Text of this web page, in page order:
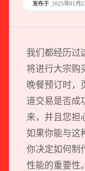
品牌形象
外贸独立站
发布于 2025年01月
我们都经历过
将进行大宗购
晚餐预订时，
道交易是否成
来，并且您担
如果你能与这
你决定如何制
性能的重要性。